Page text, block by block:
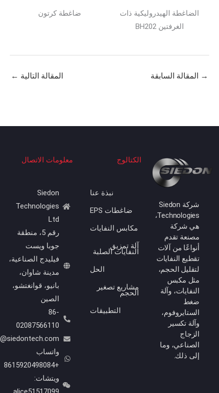
الضاغطة الهيدروليكية ذات
الغرفتين BH202
ضاغطة كرتون
المقالة السابقة المقالة التالية←
معلومات الاتصال
Siedon
Technologies
رقم 5، منطقة
جوبا ويست
فيليدج الصناعية،
مدينة شاوان،
بانيو، قوانغتشو،
الصين
02087566110
Info@siedontech.com
واتساب
ويتشات:
الكتالوج
نبذة عنا
ضاغطات EPS
مكابس النفايات
آلة تمزيق
النفايات الصلبة
الحل
مشاريع تصغير
الحجم
التطبيقات
شركة Siedon
Technologies،
هي شركة
مصنعة تقدم
أنواعًا من آلات
تقطيع النفايات
لتقليل الحجم،
مثل مكبس
النفايات، وآلة
ضغط
الستايروفوم،
وآلة تكسير
الزجاج
الصناعي، وما
إلى ذلك.